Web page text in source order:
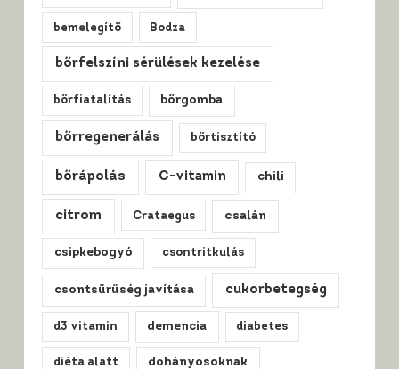
bemelegítő Bodza
bőrfelszíni sérülések kezelése
bőrfiatalítás bőrgomba
bőrregenerálás bőrtisztító
bőrápolás C-vitamin chili
citrom Crataegus csalán
csipkebogyó csontritkulás
csontsűrűség javítása cukorbetegség
d3 vitamin demencia diabetes
diéta alatt dohányosoknak